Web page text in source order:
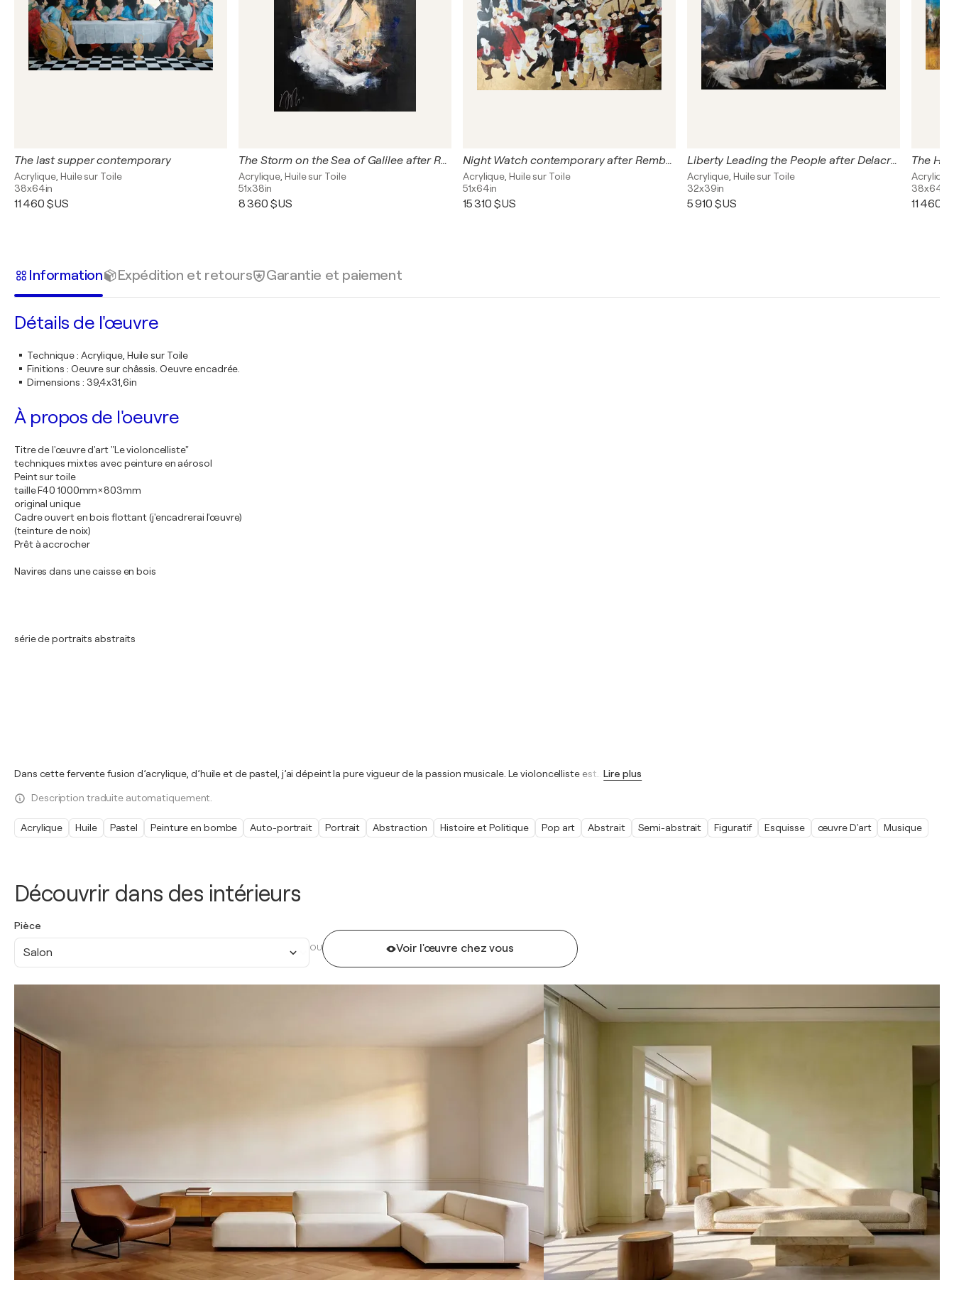
Découvrir dans des intérieurs
Pièce
Salon OU Voir l'œuvre chez vous
The last supper contemporary
Acrylique, Huile sur Toile
38x64in
11 460 $US
The Storm on the Sea of Galilee after Rembrandt
Acrylique, Huile sur Toile
51x38in
8 360 $US
Night Watch contemporary after Rembrandt
Acrylique, Huile sur Toile
51x64in
15 310 $US
Liberty Leading the People after Delacroix
Acrylique, Huile sur Toile
32x39in
5 910 $US
38x64in
11 460
Information Expédition et retours Garantie et paiement
Détails de l'œuvre
Technique: Acrylique, Huile sur Toile
Finitions : Oeuvre sur châssis. Oeuvre encadrée.
Dimensions : 39,4x31,6in
À propos de l'oeuvre
Titre de l'œuvre d'art "Le violoncelliste"
techniques mixtes avec peinture en aérosol
Peint sur toile
taille F40 1000mm×803mm
original unique
Cadre ouvert en bois flottant (j'encadrerai l'œuvre)
(teinture de noix)
Prêt à accrocher
Navires dans une caisse en bois
série de portraits abstraits
Dans cette fervente fusion d’acrylique, d’huile et de pastel, j’ai dépeint la pure vigueur de la passion musicale. Le violoncelliste est Lire plus
Description traduite automatiquement.
Acrylique Huile Pastel Peinture en bombe Auto-portrait Portrait Abstraction Histoire et Politique Pop art Abstrait Semi-abstrait Figuratif Esquisse œuvre D'art Musique